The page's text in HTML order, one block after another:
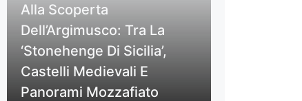
Alla Scoperta
Dell’Argimusco: Tra La
‘Stonehenge Di Sicilia’,
Castelli Medievali E
Panorami Mozzafiato